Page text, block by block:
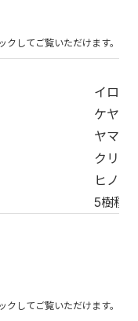
イロハ
ケヤキ
ヤマザ
クリ
ヒノキ
5樹種